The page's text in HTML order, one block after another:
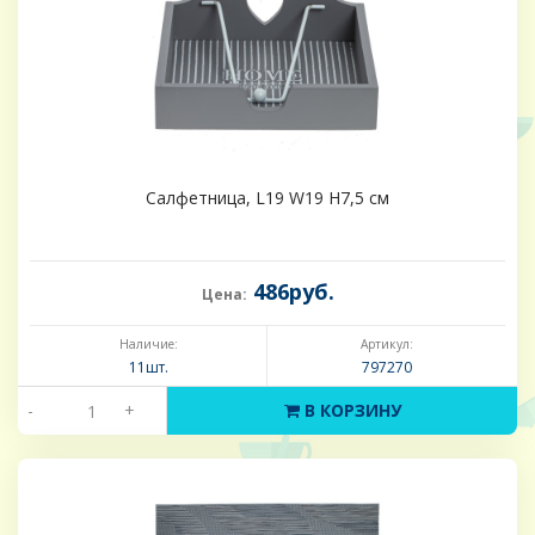
Салфетница, L19 W19 H7,5 см
Цена: 486руб.
Наличие:
11шт.
Артикул:
797270
- + В КОРЗИНУ